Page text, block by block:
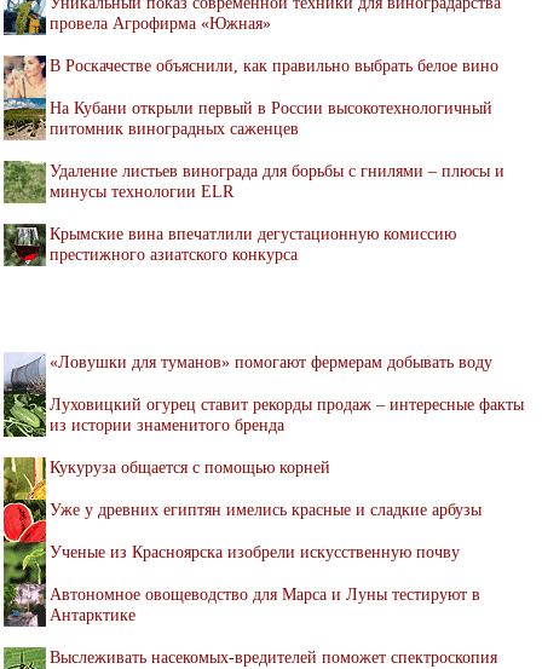
провела Агрофирма «Южная»
В Роскачестве объяснили, как правильно выбрать белое вино
На Кубани открыли первый в России высокотехнологичный
питомник виноградных саженцев
Удаление листьев винограда для борьбы с гнилями – плюсы и
минусы технологии ELR
Крымские вина впечатлили дегустационную комиссию
престижного азиатского конкурса
«Ловушки для туманов» помогают фермерам добывать воду
Луховицкий огурец ставит рекорды продаж – интересные факты
из истории знаменитого бренда
Кукуруза общается с помощью корней
Уже у древних египтян имелись красные и сладкие арбузы
Ученые из Красноярска изобрели искусственную почву
Автономное овощеводство для Марса и Луны тестируют в
Антарктике
Выслеживать насекомых-вредителей поможет спектроскопия